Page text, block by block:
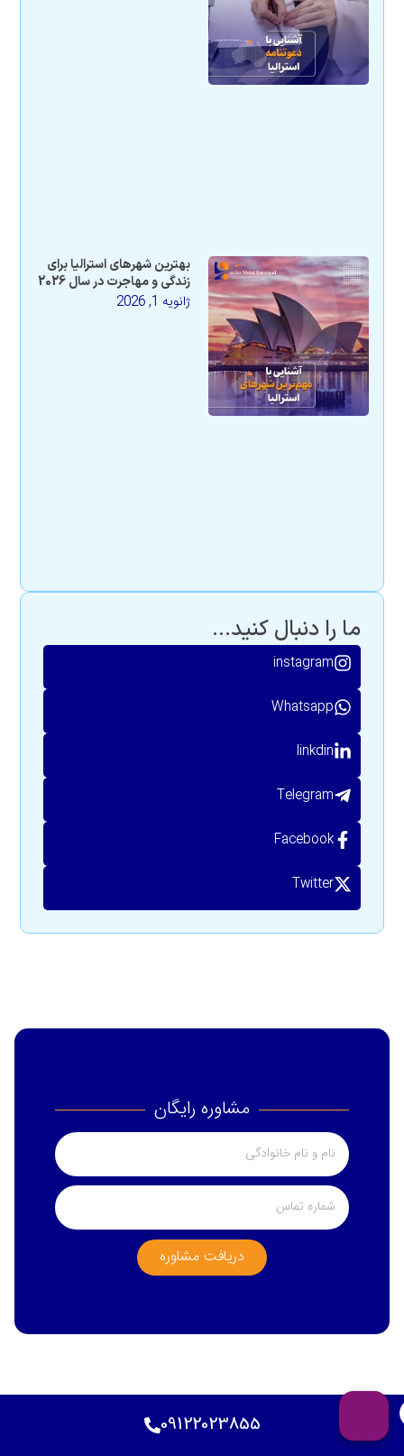
بهترین شهرهای استرالیا برای
زندگی و مهاجرت در سال 2026
ژانویه 1, 2026
ما را دنبال کنید...
instagram
Whatsapp
linkdin
Telegram
Facebook
Twitter
مشاوره رایگان
دریافت مشاوره
09122023855